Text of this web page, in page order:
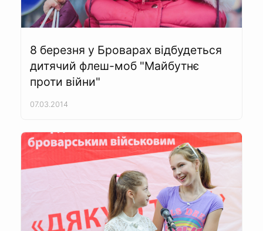
8 березня у Броварах відбудеться
дитячий флеш-моб "Майбутнє
проти війни"
07.03.2014